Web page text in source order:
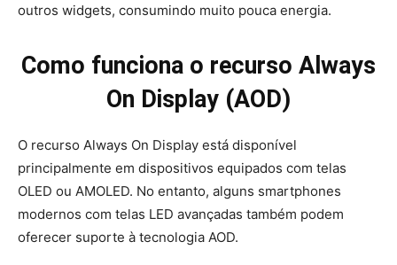
outros widgets, consumindo muito pouca energia.
Como funciona o recurso Always
On Display (AOD)
O recurso Always On Display está disponível
principalmente em dispositivos equipados com telas
OLED ou AMOLED. No entanto, alguns smartphones
modernos com telas LED avançadas também podem
oferecer suporte à tecnologia AOD.